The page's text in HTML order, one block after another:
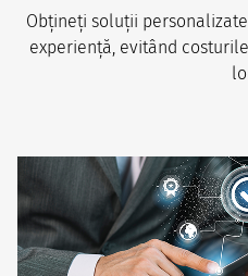
Obțineți soluții
experiență, evitând